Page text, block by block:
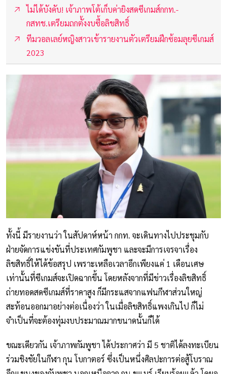
ไม่ได้บังคับ! เจ้าภาพโต้เก็บค่ายิงสดซีเกมส์กกท.-
กสทช.เตรียมถกตั้งงบซื้อลิขสิทธิ์
ทีมวอลเลย์หญิงสาวเข้ารายงานตัวเตรียมฝึกซ้อมลุยซีเกมส์
2023
ทั้งนี้ มีรายงานว่า ในสัปดาห์หน้า กกท. จะเดินทางไปประชุมกับ
ฝ่ายจัดการแข่งขันที่ประเทศกัมพูชา และจะมีการเจรจาเรื่อง
ลิขสิทธิ์ให้ได้ข้อสรุป เพราะเหลือเวลาอีกเพียงแค่ 1 เดือนเศษ
เท่านั้นที่ซีเกมส์จะเปิดฉากขึ้น โดยหลังจากที่มีข่าวเรื่องลิขสิทธิ์
ถ่ายทอดสดซีเกมส์ที่ราคาสูง ก็มีกระแสจากแฟนกีฬาส่วนใหญ่
สะท้อนออกมาอย่างต่อเนื่องว่า ในเมื่อลิขสิทธิ์แพงเกินไป ก็ไม่
จำเป็นที่จะต้องทุ่มงบประมาณมากขนาดนั้นก็ได้
ขณะเดียวกัน เจ้าภาพกัมพูชา ได้ประกาศว่า มี 5 ชาติได้ลงทะเบียน
ร่วมชิงชัยในกีฬา กุน โบกาตอร์ ซึ่งเป็นหนึ่งศิลปะการต่อสู้โบราณ